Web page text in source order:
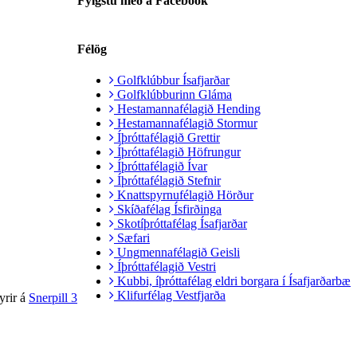
Félög
Golfklúbbur Ísafjarðar
Golfklúbburinn Gláma
Hestamannafélagið Hending
Hestamannafélagið Stormur
Íþróttafélagið Grettir
Íþróttafélagið Höfrungur
Íþróttafélagið Ívar
Íþróttafélagið Stefnir
Knattspyrnufélagið Hörður
Skíðafélag Ísfirðinga
Skotíþróttafélag Ísafjarðar
Sæfari
Ungmennafélagið Geisli
Íþróttafélagið Vestri
Kubbi, íþróttafélag eldri borgara í Ísafjarðarbæ
Klifurfélag Vestfjarða
á Snerpill 3